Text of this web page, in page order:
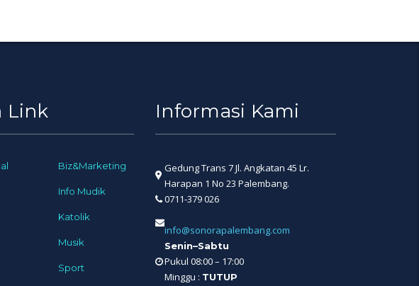
Link
Biz&Marketing
Info Mudik
Katolik
Musik
Sport
Informasi Kami
Gedung Trans 7 Jl. Angkatan 45 Lr.
Harapan 1 No 23 Palembang.
0711-379 026
info@sonorapalembang.com
Senin–Sabtu
Pukul 08:00 – 17:00
Minggu : TUTUP